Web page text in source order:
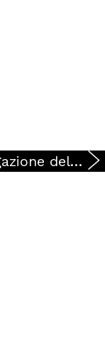
Delegazione del Comune di Milano in visita al cantiere